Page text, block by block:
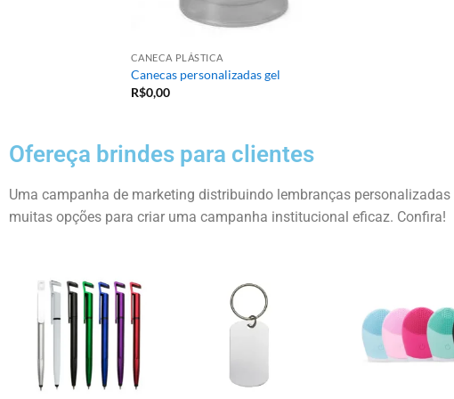
CANECA PLÁSTICA
Canecas personalizadas gel
R$0,00
Ofereça brindes para clientes
Uma campanha de marketing distribuindo lembranças
muitas opções para criar uma campanha institucional eficaz. Confira!